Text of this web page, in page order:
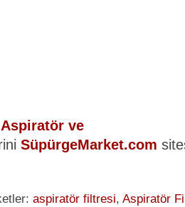
Aspiratör ve
SüpürgeMarket.com
aspiratör filtresi, Aspiratör